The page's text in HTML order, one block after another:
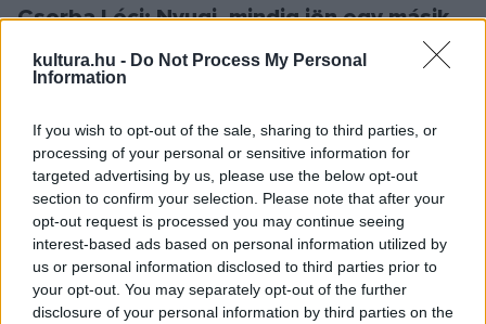
kultura.hu - Do Not Process My Personal
Information
If you wish to opt-out of the sale, sharing to third parties, or
processing of your personal or sensitive information for
targeted advertising by us, please use the below opt-out
section to confirm your selection. Please note that after your
opt-out request is processed you may continue seeing
interest-based ads based on personal information utilized by
us or personal information disclosed to third parties prior to
your opt-out. You may separately opt-out of the further
disclosure of your personal information by third parties on the
Csorba Lóci: Nyugi, mindig jön egy másik
koncertezik a hamarosan új lemezt megjelentető Lóci
PROGRAM
Ezeket a koncerteket biztosan nem
hagyjuk ki a Művészetek Völgyén
Kapolcs, Taliándörögd és Vigántpetend 1989 óta várja a
nyári szabadságukat kulturális feltöltődésre áldozókat. Mint